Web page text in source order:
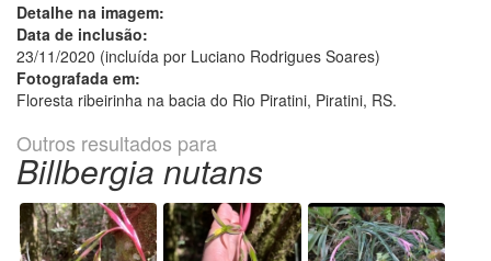
Detalhe na imagem:
Data de inclusão:
23/11/2020 (incluída por Luciano Rodrigues Soares)
Fotografada em:
Floresta ribeirinha na bacia do Rio Piratini, Piratini, RS.
Outros resultados para
Billbergia nutans